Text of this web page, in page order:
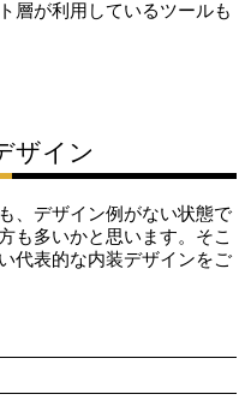
層が利用しているツールも
ザイン
、デザイン例がない状態で
も多いかと思います。そこ
代表的な内装デザインをご